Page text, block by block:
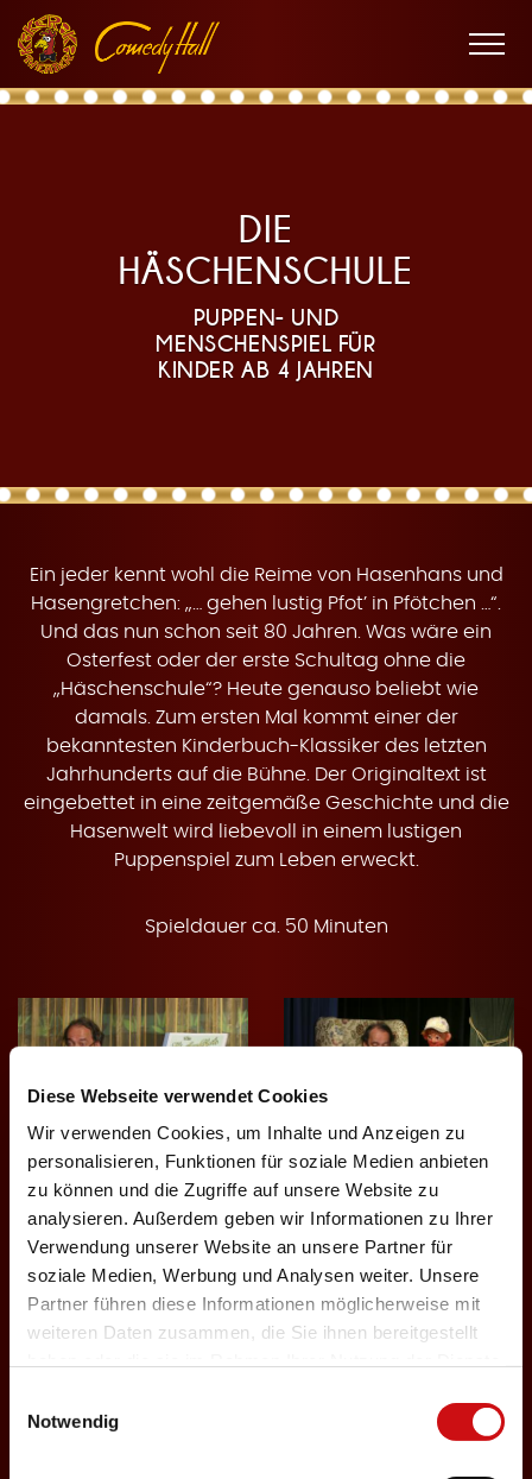
Diese Webseite verwendet Cookies
Wir verwenden Cookies, um Inhalte und Anzeigen zu
personalisieren, Funktionen für soziale Medien anbieten
zu können und die Zugriffe auf unsere Website zu
analysieren. Außerdem geben wir Informationen zu Ihrer
Verwendung unserer Website an unsere Partner für
soziale Medien, Werbung und Analysen weiter. Unsere
Partner führen diese Informationen möglicherweise mit
weiteren Daten zusammen, die Sie ihnen bereitgestellt
Notwendig
Hauptnavigation
Inhalt
Fußnavigation
D
H
ä
c
h
e
Menü
DIE
HÄSCHENSCHULE
PUPPEN- UND
MENSCHENSPIEL FÜR
KINDER AB 4 JAHREN
Ein jeder kennt wohl die Reime von Hasenhans und
Hasengretchen: „… gehen lustig Pfot’ in Pfötchen …“.
Und das nun schon seit 80 Jahren. Was wäre ein
Osterfest oder der erste Schultag ohne die
„Häschenschule“? Heute genauso beliebt wie
damals. Zum ersten Mal kommt einer der
bekanntesten Kinderbuch-Klassiker des letzten
Jahrhunderts auf die Bühne. Der Originaltext ist
eingebettet in eine zeitgemäße Geschichte und die
Hasenwelt wird liebevoll in einem lustigen
Puppenspiel zum Leben erweckt.
Spieldauer ca. 50 Minuten